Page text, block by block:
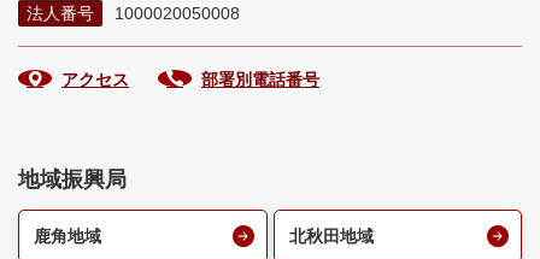
法人番号
1000020050008
アクセス 部署別電話番号
地域振興局
鹿角地域 北秋田地域